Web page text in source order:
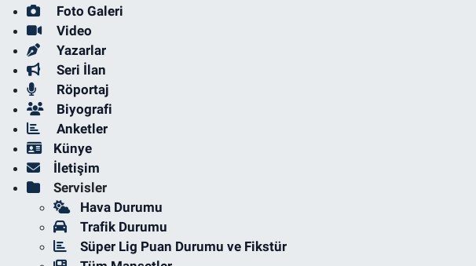
Foto Galeri
Video
Yazarlar
Seri İlan
Röportaj
Biyografi
Anketler
Künye
İletişim
Servisler
Hava Durumu
Trafik Durumu
Süper Lig Puan Durumu ve Fikstür